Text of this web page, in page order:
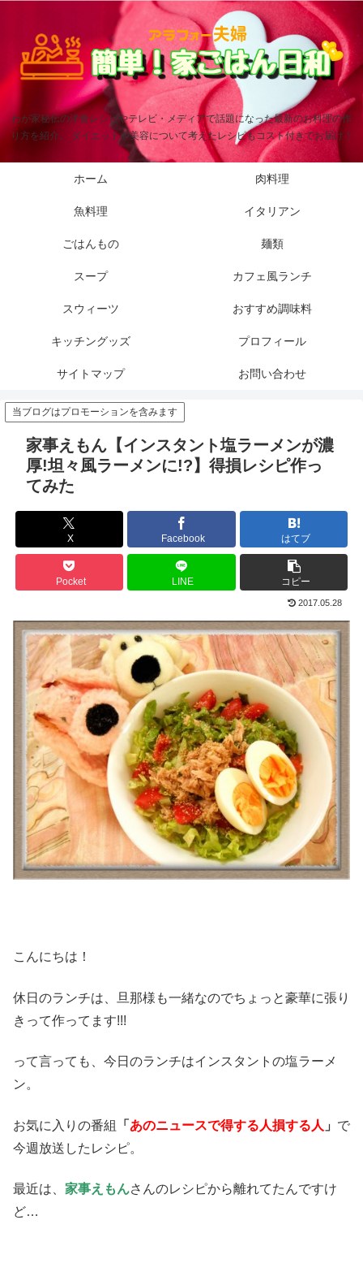
わが家秘伝の洋食レシピやテレビ・メディアで話題になった最新のお料理の作
り方を紹介。 ダイエットや美容について考えたレシピもコスト付きでお届け！
ホーム 肉料理
魚料理 イタリアン
ごはんもの 麺類
スープ カフェ風ランチ
スウィーツ おすすめ調味料
キッチングッズ プロフィール
サイトマップ お問い合わせ
当ブログはプロモーションを含みます
家事えもん【インスタント塩ラーメンが濃
厚!坦々風ラーメンに!?】得損レシピ作っ
てみた
X Facebook はてブ
Pocket LINE コピー
2017.05.28
こんにちは！
休日のランチは、旦那様も一緒なのでちょっと豪華に張り
きって作ってます!!!
って言っても、今日のランチはインスタントの塩ラーメ
ン。
お気に入りの番組 「 あのニュースで得する人損する人 」 で
今週放送したレシピ。
最近は、 家事えもんさんのレシピから離れてたんですけ
ど…